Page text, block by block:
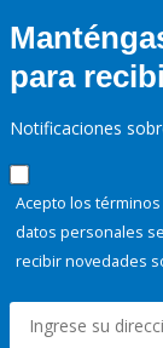
para
Notificaciones
Acepto los
datos personales
recibir novedades